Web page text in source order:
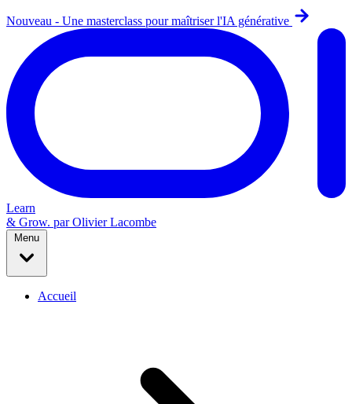
Nouveau - Une masterclass pour maîtriser l'IA générative
Learn
& Grow. par Olivier Lacombe
Menu
Accueil